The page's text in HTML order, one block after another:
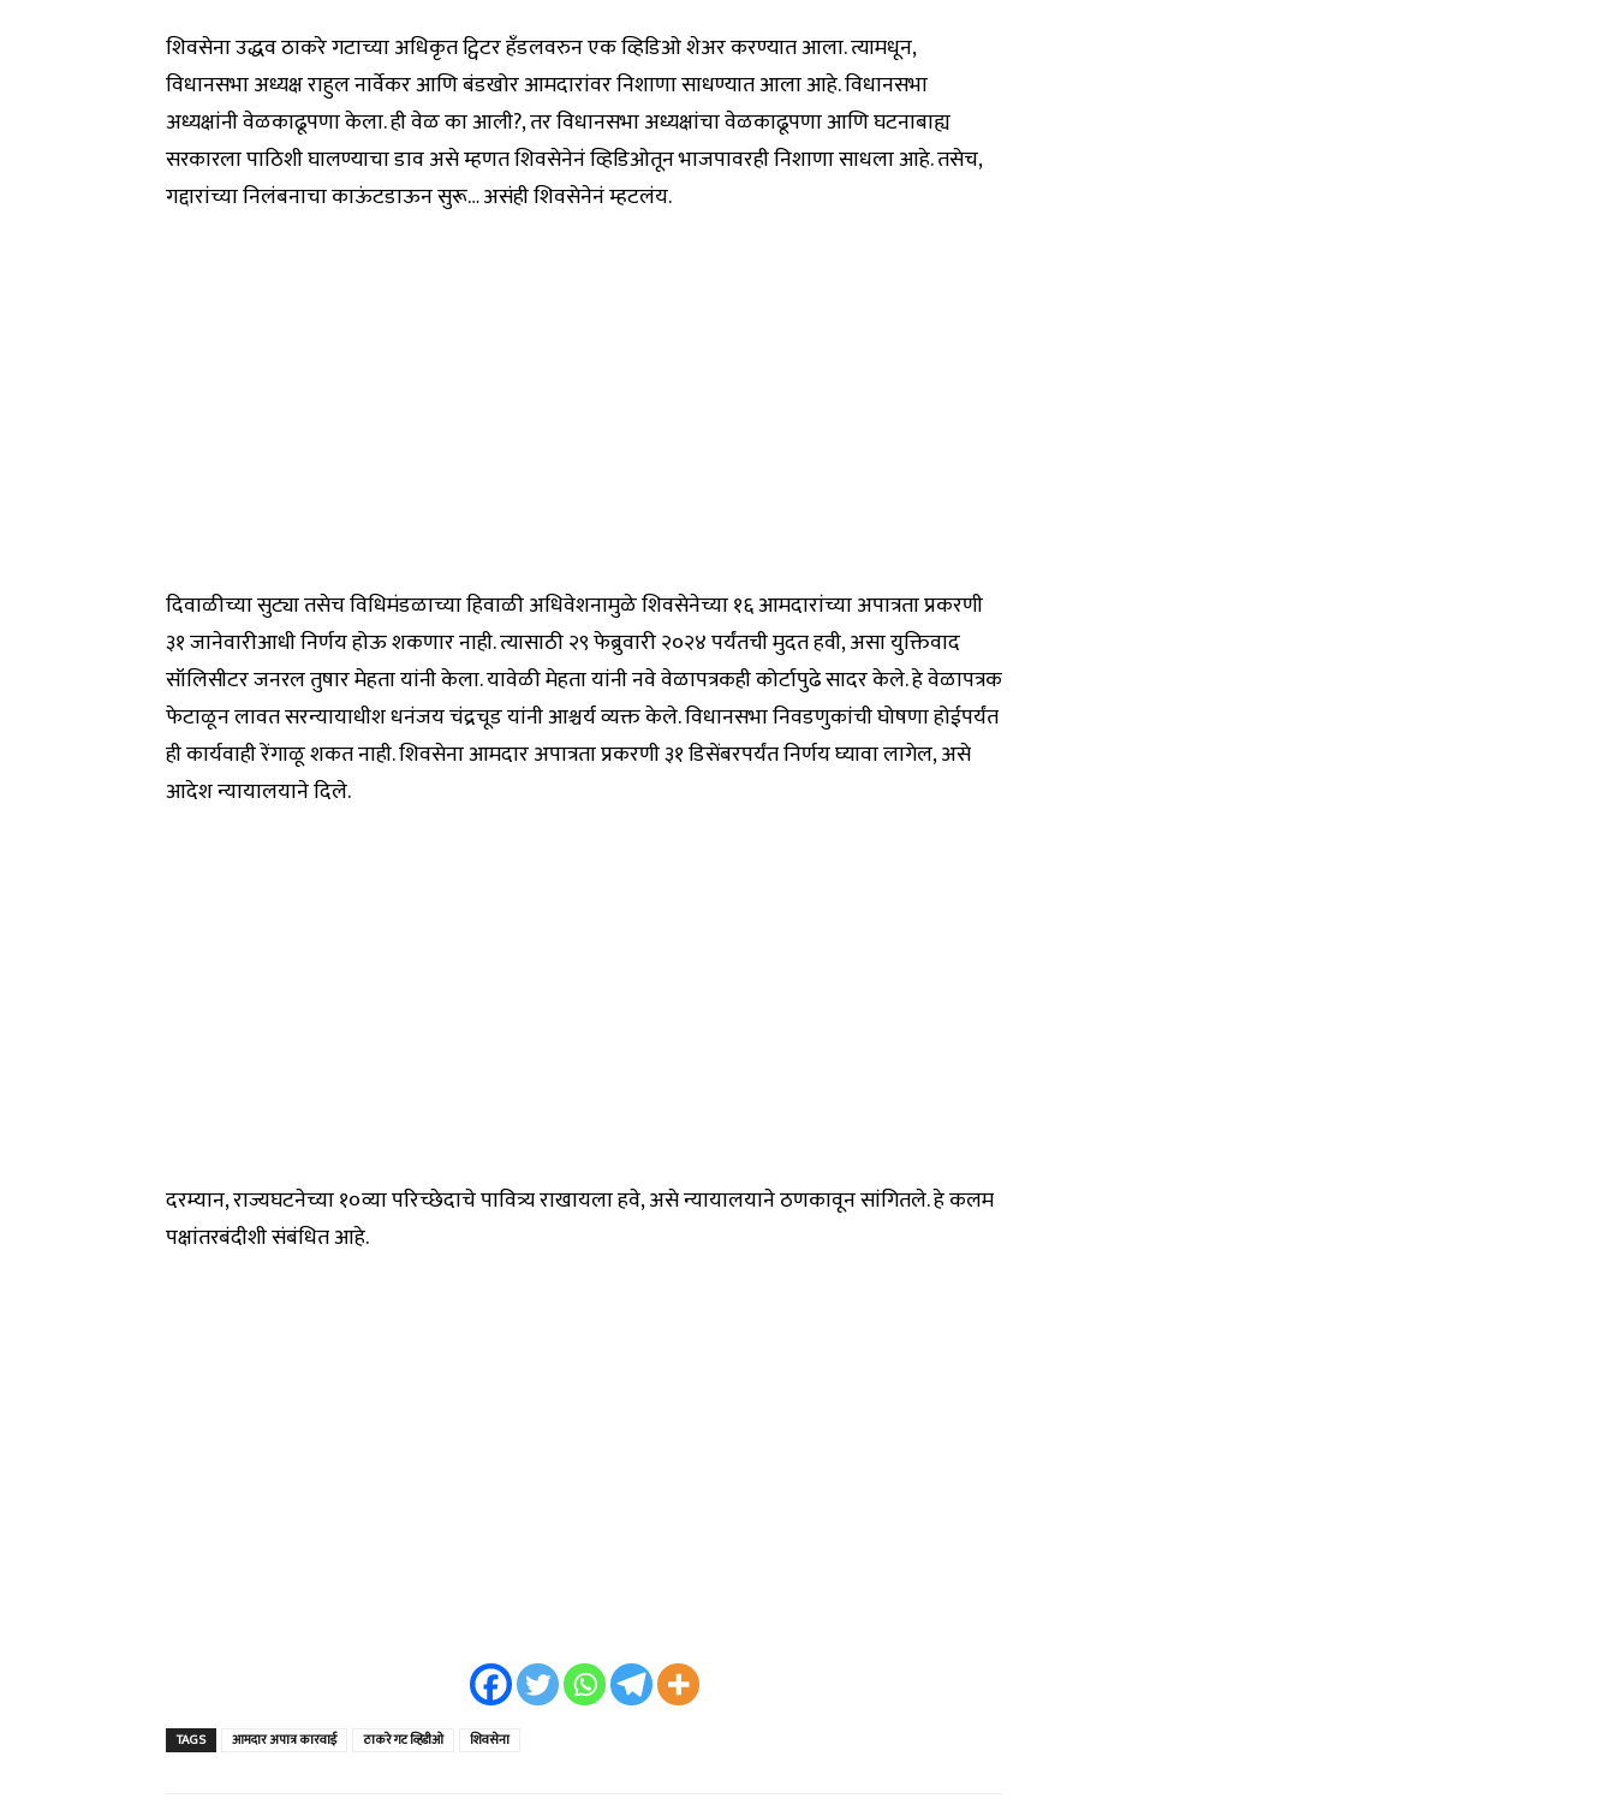
शिवसेना उद्धव ठाकरे गटाच्या अधिकृत ट्विटर हँडलवरुन एक व्हिडिओ शेअर करण्यात आला. त्यामधून,
विधानसभा अध्यक्ष राहुल नार्वेकर आणि बंडखोर आमदारांवर निशाणा साधण्यात आला आहे. विधानसभा
अध्यक्षांनी वेळकाढूपणा केला. ही वेळ का आली?, तर विधानसभा अध्यक्षांचा वेळकाढूपणा आणि घटनाबाह्य
सरकारला पाठिशी घालण्याचा डाव असे म्हणत शिवसेनेनं व्हिडिओतून भाजपावरही निशाणा साधला आहे. तसेच,
गद्दारांच्या निलंबनाचा काऊंटडाऊन सुरू… असंही शिवसेनेनं म्हटलंय.
दिवाळीच्या सुट्या तसेच विधिमंडळाच्या हिवाळी अधिवेशनामुळे शिवसेनेच्या १६ आमदारांच्या अपात्रता प्रकरणी
३१ जानेवारीआधी निर्णय होऊ शकणार नाही. त्यासाठी २९ फेब्रुवारी २०२४ पर्यंतची मुदत हवी, असा युक्तिवाद
सॉलिसीटर जनरल तुषार मेहता यांनी केला. यावेळी मेहता यांनी नवे वेळापत्रकही कोर्टापुढे सादर केले. हे वेळापत्रक
फेटाळून लावत सरन्यायाधीश धनंजय चंद्रचूड यांनी आश्चर्य व्यक्त केले. विधानसभा निवडणुकांची घोषणा होईपर्यंत
ही कार्यवाही रेंगाळू शकत नाही. शिवसेना आमदार अपात्रता प्रकरणी ३१ डिसेंबरपर्यंत निर्णय घ्यावा लागेल, असे
आदेश न्यायालयाने दिले.
दरम्यान, राज्यघटनेच्या १०व्या परिच्छेदाचे पावित्र्य राखायला हवे, असे न्यायालयाने ठणकावून सांगितले. हे कलम
पक्षांतरबंदीशी संबंधित आहे.
TAGS आमदार अपात्र कारवाई ठाकरे गट व्हिडीओ शिवसेना